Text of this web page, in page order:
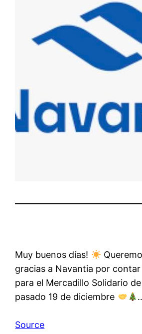
Muy buenos días!
gracias a Navantia por
para el Mercadillo Solidario
pasado 19 de diciembre
Source